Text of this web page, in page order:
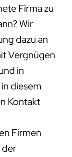
Firma zu
Wir
dazu an
Vergnügen
in
diesem
Kontakt
Firmen
der